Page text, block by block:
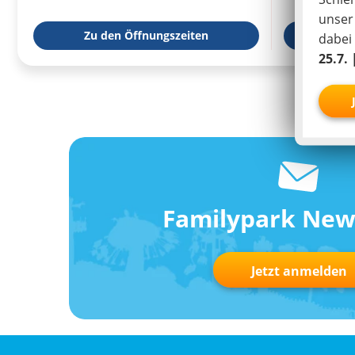
Zu den Öffnungszeiten zur
Familypark
Jetzt anmelden
dabei
25.7.